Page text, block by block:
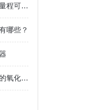
布氏粘度计有不同的模式和量程可供选择
哪些？
加抑制剂的矿物绝缘油，它的氧化安定性测定方法是怎样的呢